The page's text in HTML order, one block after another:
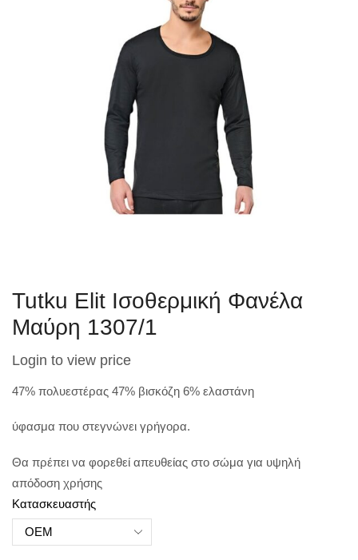
Tutku Elit Ισοθερμική Φανέλα
Μαύρη 1307/1
Login to view price
47% πολυεστέρας 47% βισκόζη 6% ελαστάνη
ύφασμα που στεγνώνει γρήγορα.
Θα πρέπει να φορεθεί απευθείας στο σώμα για υψηλή
απόδοση χρήσης
Κατασκευαστής